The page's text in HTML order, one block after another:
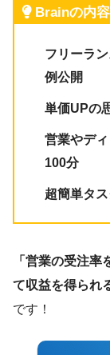
Brainの内容
フリーラ
例公開
単価UPの
営業やデ
100分
超簡単タ
「営業の受注
て収益を得られ
です！